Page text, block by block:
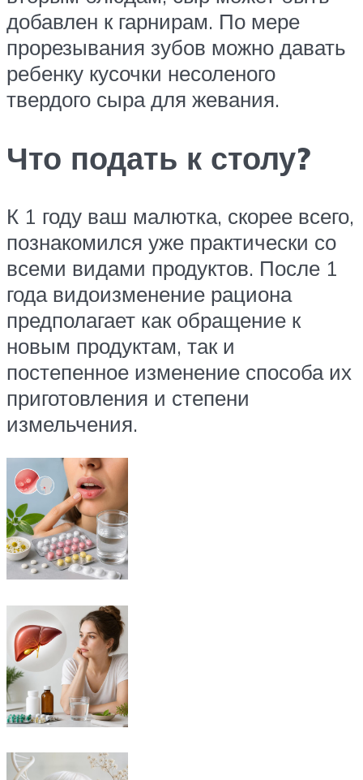
добавлен к гарнирам. По мере
прорезывания зубов можно давать
ребенку кусочки несоленого
твердого сыра для жевания.
Что подать к столу?
К 1 году ваш малютка, скорее всего,
познакомился уже практически со
всеми видами продуктов. После 1
года видоизменение рациона
предполагает как обращение к
новым продуктам, так и
постепенное изменение способа их
приготовления и степени
измельчения.